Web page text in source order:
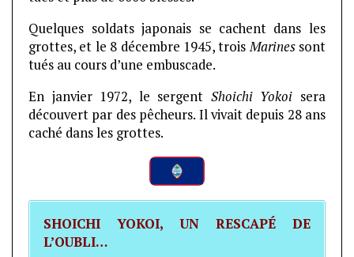
Quelques soldats japonais se cachent dans les
grottes, et le 8 décembre 1945, troisMarinessont
tués au cours d’une embuscade.
En janvier 1972, le sergent Shoichi Yokoi sera
découvert par des pêcheurs. Il vivait depuis 28 ans
caché dans les grottes.
SHOICHI YOKOI, UN RESCAPÉ DE
L’OUBLI…